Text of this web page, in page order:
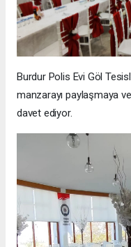
Burdur Polis Evi Göl
manzarayı paylaşmaya
davet ediyor.